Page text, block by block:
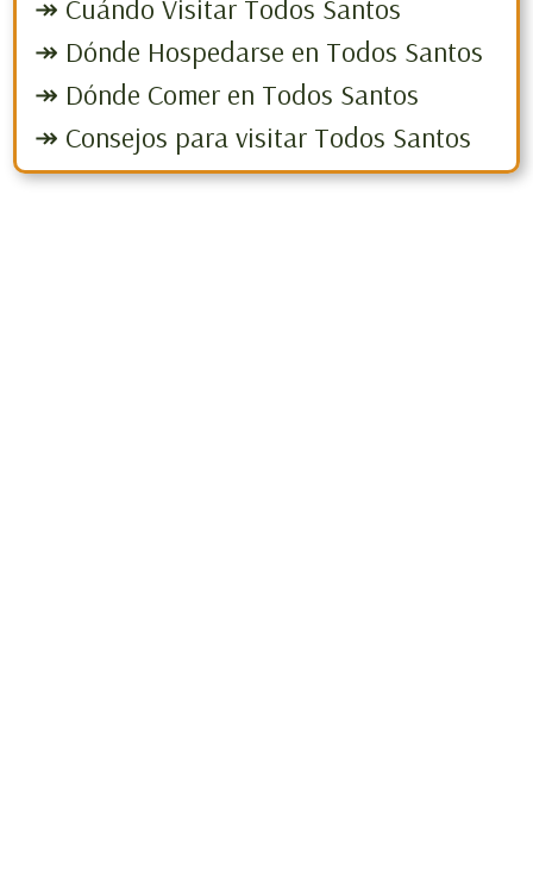
↠ Cuándo Visitar Todos Santos
↠ Dónde Hospedarse en Todos Santos
↠ Dónde Comer en Todos Santos
↠ Consejos para visitar Todos Santos